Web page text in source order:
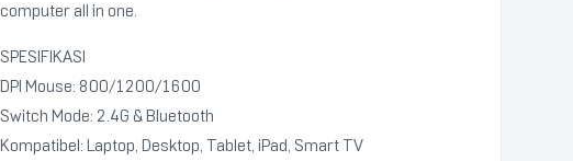
computer all in one.
SPESIFIKASI
DPI Mouse: 800/1200/1600
Switch Mode: 2.4G & Bluetooth
Kompatibel: Laptop, Desktop, Tablet, iPad, Smart TV